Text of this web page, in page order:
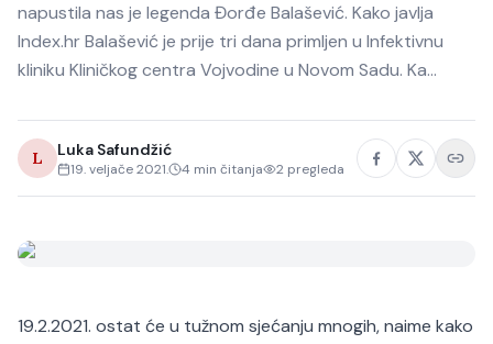
Sport
napustila nas je legenda Đorđe Balašević. Kako javlja
Index.hr Balašević je prije tri dana primljen u Infektivnu
kliniku Kliničkog centra Vojvodine u Novom Sadu. Ka…
L Luka Safundžić
19. veljače 2021. 4 min čitanja 2 pregleda
19.2.2021. ostat će u tužnom sjećanju mnogih, naime kako